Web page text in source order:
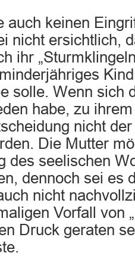
auch keinen
nicht ersichtlich,
ihr
solle. Wenn sich
habe, zu
nicht
Die Mutter
des seelischen
dennoch sei es
nicht
Vorfall von
Druck geraten